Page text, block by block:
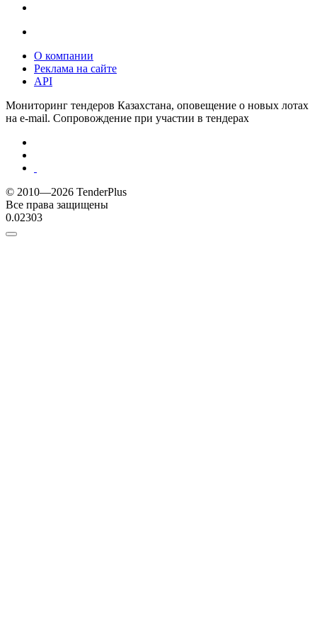
О компании
Реклама на сайте
API
Мониторинг тендеров Казахстана, оповещение о новых лотах
на e-mail. Сопровождение при участии в тендерах
© 2010—2026 TenderPlus
Все права защищены
0.02303